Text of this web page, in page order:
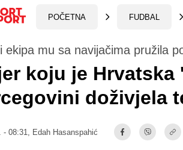
POČETNA FUDBAL
ekipa mu sa navijačima pružila
koju je Hrvatska
doživjela
08:31, Edah Hasanspahić